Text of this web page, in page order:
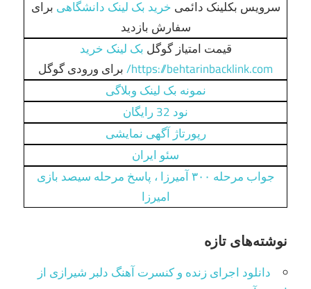
سرویس بکلینک دائمی خرید بک لینک دانشگاهی برای
سفارش بازدید
قیمت امتیاز گوگل بک لینک خرید
https://behtarinbacklink.com/ برای ورودی گوگل
نمونه بک لینک وبلاگی
نود 32 رایگان
رپورتاژ آگهی نمایشی
سئو ایران
جواب مرحله ۳۰۰ آمیرزا ، پاسخ مرحله سیصد بازی
امیرزا
نوشته‌های تازه
دانلود اجرای زنده و کنسرت آهنگ دلبر شیرازی از